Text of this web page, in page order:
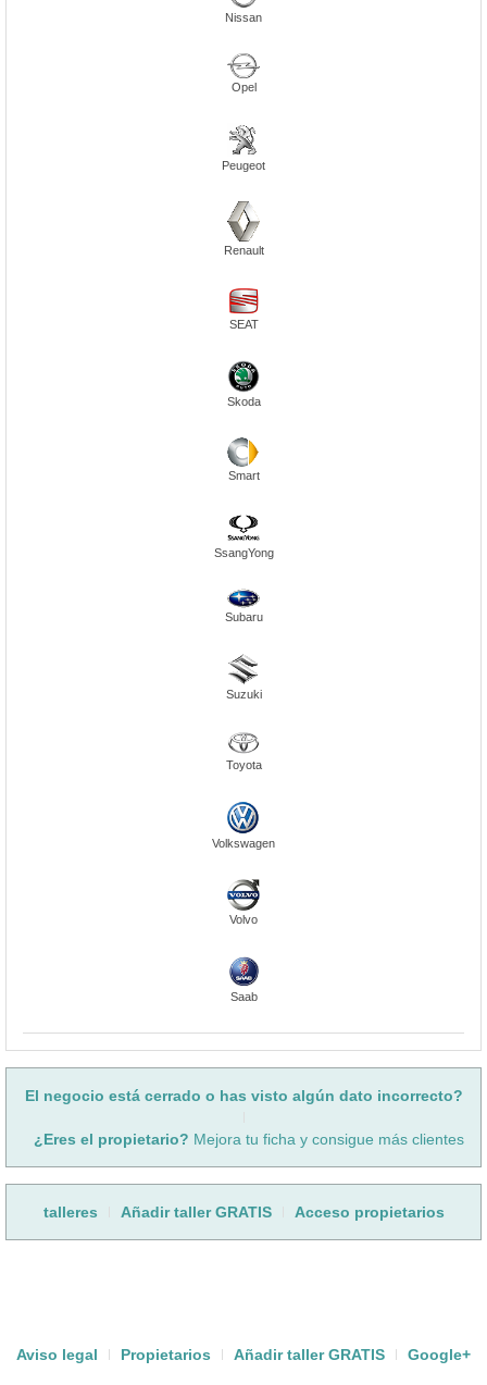
Nissan
Opel
Peugeot
Renault
SEAT
Skoda
Smart
SsangYong
Subaru
Suzuki
Toyota
Volkswagen
Volvo
Saab
El negocio está cerrado o has visto algún dato incorrecto?
¿Eres el propietario? Mejora tu ficha y consigue más clientes
talleres Añadir taller GRATIS Acceso propietarios
Aviso legal Propietarios Añadir taller GRATIS Google+